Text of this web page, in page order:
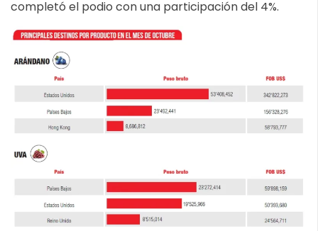
completó el podio con una participación del 4%.